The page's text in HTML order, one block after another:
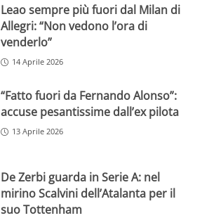
Leao sempre più fuori dal Milan di
Allegri: “Non vedono l’ora di
venderlo”
14 Aprile 2026
“Fatto fuori da Fernando Alonso”:
accuse pesantissime dall’ex pilota
13 Aprile 2026
De Zerbi guarda in Serie A: nel
mirino Scalvini dell’Atalanta per il
suo Tottenham